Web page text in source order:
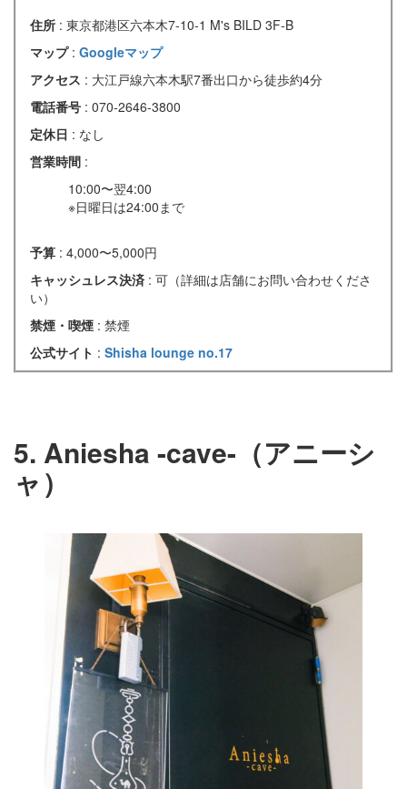
住所 : 東京都港区六本木7-10-1 M's BILD 3F-B
マップ : Googleマップ
アクセス : 大江戸線六本木駅7番出口から徒歩約4分
電話番号 : 070-2646-3800
定休日 : なし
営業時間 :
10:00〜翌4:00
※日曜日は24:00まで
予算 : 4,000〜5,000円
キャッシュレス決済 : 可（詳細は店舗にお問い合わせくださ
い）
禁煙・喫煙 : 禁煙
公式サイト : Shisha lounge no.17
5. Aniesha -cave-（アニーシ
ャ）